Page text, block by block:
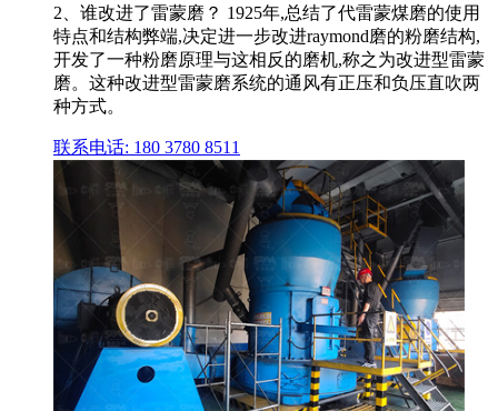
2、谁改进了雷蒙磨？ 1925年,总结了代雷蒙煤磨的使用
特点和结构弊端,决定进一步改进raymond磨的粉磨结构,
开发了一种粉磨原理与这相反的磨机,称之为改进型雷蒙
磨。这种改进型雷蒙磨系统的通风有正压和负压直吹两
种方式。
联系电话: 180 3780 8511